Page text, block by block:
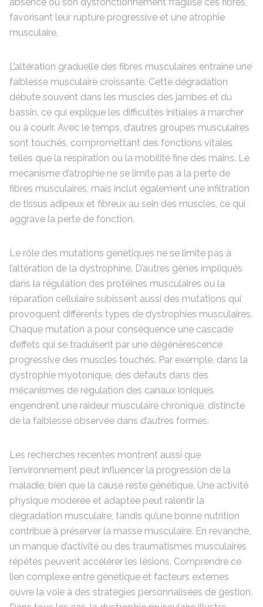
favorisant leur rupture progressive et une atrophie
musculaire.
L’altération graduelle des fibres musculaires entraîne une
faiblesse musculaire croissante. Cette dégradation
débute souvent dans les muscles des jambes et du
bassin, ce qui explique les difficultés initiales à marcher
ou à courir. Avec le temps, d’autres groupes musculaires
sont touchés, compromettant des fonctions vitales
telles que la respiration ou la mobilité fine des mains. Le
mécanisme d’atrophie ne se limite pas à la perte de
fibres musculaires, mais inclut également une infiltration
de tissus adipeux et fibreux au sein des muscles, ce qui
aggrave la perte de fonction.
Le rôle des mutations génétiques ne se limite pas à
l’altération de la dystrophine. D’autres gènes impliqués
dans la régulation des protéines musculaires ou la
réparation cellulaire subissent aussi des mutations qui
provoquent différents types de dystrophies musculaires.
Chaque mutation a pour conséquence une cascade
d’effets qui se traduisent par une dégénérescence
progressive des muscles touchés. Par exemple, dans la
dystrophie myotonique, des défauts dans des
mécanismes de régulation des canaux ioniques
engendrent une raideur musculaire chronique, distincte
de la faiblesse observée dans d’autres formes.
Les recherches récentes montrent aussi que
l’environnement peut influencer la progression de la
maladie, bien que la cause reste génétique. Une activité
physique modérée et adaptée peut ralentir la
dégradation musculaire, tandis qu’une bonne nutrition
contribue à préserver la masse musculaire. En revanche,
un manque d’activité ou des traumatismes musculaires
répétés peuvent accélérer les lésions. Comprendre ce
lien complexe entre génétique et facteurs externes
ouvre la voie à des stratégies personnalisées de gestion.